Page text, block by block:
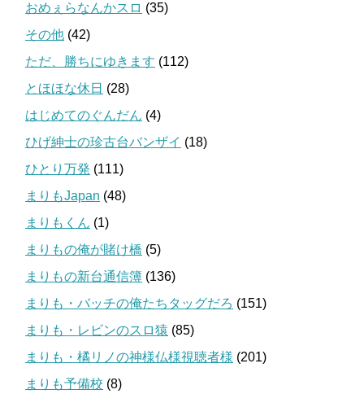
おめぇらなんかスロ (35)
その他 (42)
ただ、勝ちにゆきます (112)
とほほな休日 (28)
はじめてのぐんだん (4)
ひげ紳士の珍古台バンザイ (18)
ひとり万発 (111)
まりもJapan (48)
まりもくん (1)
まりもの俺が賭け橋 (5)
まりもの新台通信簿 (136)
まりも・バッチの俺たちタッグだろ (151)
まりも・レビンのスロ猿 (85)
まりも・橘リノの神様仏様視聴者様 (201)
まりも予備校 (8)